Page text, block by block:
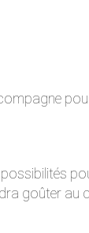
pour
goûter au